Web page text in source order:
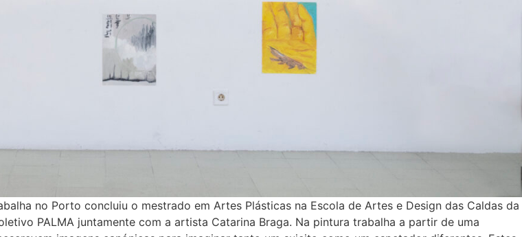
no Porto concluiu o mestrado em Artes Plásticas na Escola de Artes e Design das Caldas da
PALMA juntamente com a artista Catarina Braga. Na pintura trabalha a partir de uma